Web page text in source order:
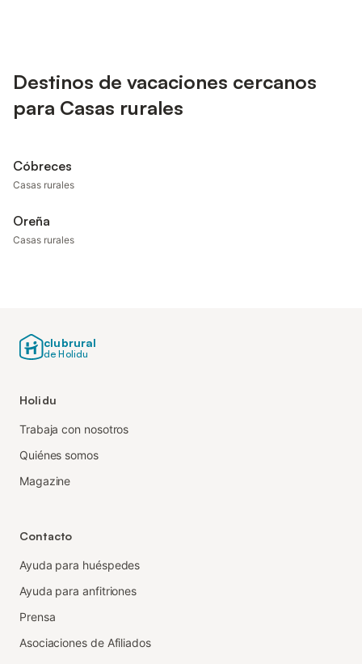
Destinos de vacaciones cercanos
para Casas rurales
Cóbreces
Casas rurales
Oreña
Casas rurales
clubrural
de Holidu
Holidu
Trabaja con nosotros
Quiénes somos
Magazine
Contacto
Ayuda para huéspedes
Ayuda para anfitriones
Prensa
Asociaciones de Afiliados